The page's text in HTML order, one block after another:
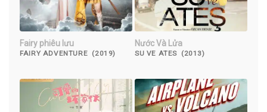
Fairy phiêu lưu
FAIRY ADVENTURE (2019)
Nước Và Lửa
SU VE ATES (2013)